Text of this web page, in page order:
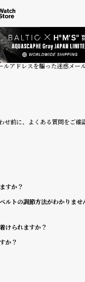
ルアドレスを騙った迷惑メー
せ前に、よくある質問をご確
すか？
ルトの調節方法がわかりませ
けられますか？
か？